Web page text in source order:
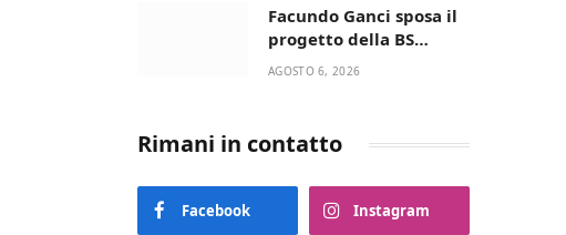
Facundo Ganci sposa il
progetto della BS
Soccer Team Fasano e
AGOSTO 6, 2026
Rimani in contatto
Facebook Instagram